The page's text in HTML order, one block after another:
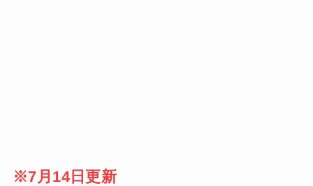
※7月14日更新